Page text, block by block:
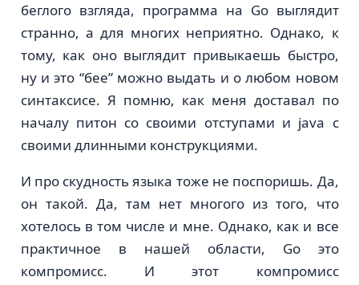
беглого взгляда, программа на Go выглядит
странно, а для многих неприятно. Однако, к
тому, как оно выглядит привыкаешь быстро,
ну и это “бее” можно выдать и о любом новом
синтаксисе. Я помню, как меня доставал по
началу питон со своими отступами и java с
своими длинными конструкциями.
И про скудность языка тоже не поспоришь. Да,
он такой. Да, там нет многого из того, что
хотелось в том числе и мне. Однако, как и все
практичное в нашей области, Go это
компромисс. И этот компромисс